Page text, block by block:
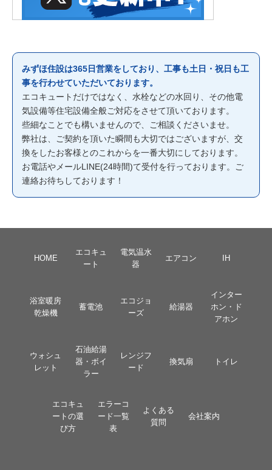
みずほ住設は365日営業をしており、工事も土日・祝日も工
事を行わせていただいております。
エコキュートだけではなく、水栓などの水回り、その他電
気設備等住宅設備全般ご対応をさせて頂いております。
些細なことでも構いませんので、ご相談くださいませ。
弊社は、ご契約を頂いた瞬間も大切ではございますが、交
換をしたお客様とのこれからを一番大切にしております。
お電話やメールLINE(24時間)て受付を行っております。ご
連絡お待ちしております！
HOME
エコキュ
ート
電気温水
器
エアコン IH
浴室暖房
乾燥機
蓄電池
エコジョ
ーズ
給湯器
インター
ホン・ド
アホン
ウォシュ
レット
石油給湯
器・ボイ
ラー
レンジフ
ード
換気扇 トイレ
エコキュ
ートの選
び方
エラーコ
ード一覧
表
よくある
質問
会社案内